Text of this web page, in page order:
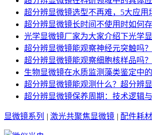
超分辨显微镜选型不再难，5大应用
超分辨显微镜长时间不使用时如何
光学显微镜厂家为大家介绍下光学
超分辨显微镜能观察神经元突触吗
超分辨显微镜能观察细胞核样品吗
生物显微镜在水质监测藻类鉴定中
超分辨显微镜能观测什么？超分辨
超分辨显微镜保养周期：技术逻辑
显微镜系列 激光共聚焦显微镜 配件耗材